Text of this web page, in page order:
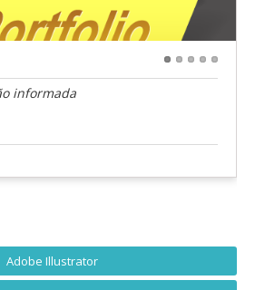
informada
Adobe Illustrator